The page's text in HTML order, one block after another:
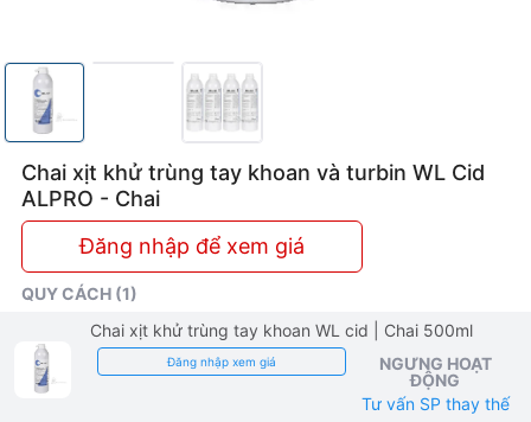
Chai xịt khử trùng tay khoan và turbin WL Cid
ALPRO - Chai
Đăng nhập để xem giá
QUY CÁCH (1)
Chai xịt khử trùng tay khoan WL cid
| Chai 500ml
Đăng nhập xem giá
NGƯNG HOẠT
ĐỘNG
Tư vấn SP thay thế